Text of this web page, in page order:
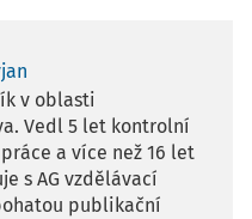
v oblasti
Vedl 5 let kontrolní
a více než 16 let
s AG vzdělávací
publikační